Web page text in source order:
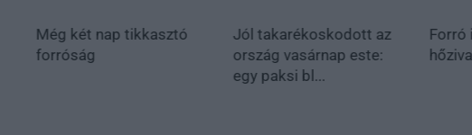
Még két nap tikkasztó
forróság
Jól takarékoskodott az
ország vasárnap este:
egy paksi bl...
Forró